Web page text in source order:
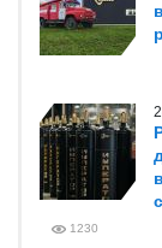
1230